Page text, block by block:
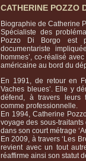
CATHERINE POZZO
Biographie de Catherine
Spécialiste des
Pozzo Di Borgo est
documentariste
hommes’, co-réalisé
américaine au bord du
En 1991, de retour en
Vaches bleues’. Elle y
défend, à travers leurs
comme professionnelle.
En 1994, Catherine
voyage des sous-
dans son court métrage
En 2009, à travers ‘Les
revient avec un tout
réaffirme ainsi son statut